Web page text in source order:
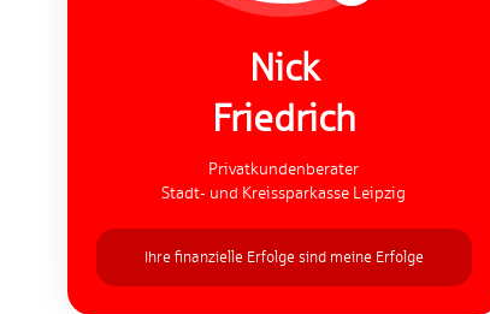
Nick
Friedrich
Privatkundenberater
Stadt- und Kreissparkasse Leipzig
Ihre finanzielle Erfolge sind meine Erfolge